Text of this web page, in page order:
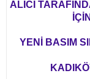
ALICI
YENİ BASIM